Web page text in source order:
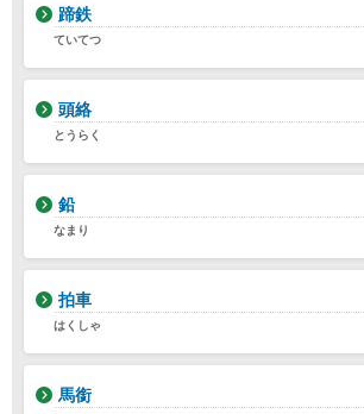
蹄鉄
ていてつ
頭絡
とうらく
鉛
なまり
拍車
はくしゃ
馬銜